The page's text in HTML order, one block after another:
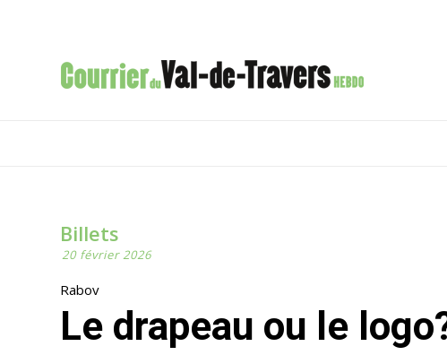
Billets
20 février 2026
Rabov
Le drapeau ou le